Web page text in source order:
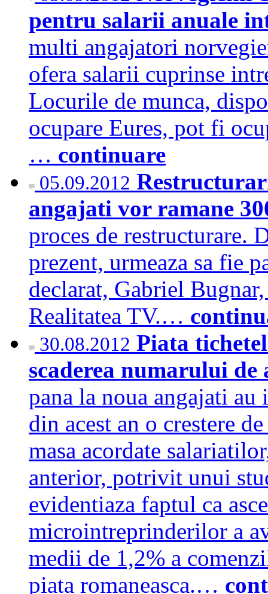
pentru salarii anuale
multi angajatori
ofera salarii cuprinse
Locurile de munca,
ocupare Eures, pot fi
… continuare
05.09.2012
angajati vor ramane
proces de restructurare.
prezent, urmeaza sa fie
declarat, Gabriel
Realitatea TV.…
30.08.2012 Piata
scaderea numarului
pana la noua angajati
din acest an o crestere
masa acordate
anterior, potrivit unui
evidentiaza faptul ca
microintreprinderilor a
medii de 1,2% a
piata romaneasca.…